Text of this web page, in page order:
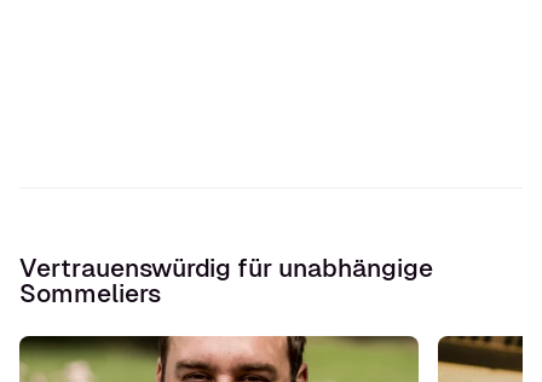
Vertrauenswürdig für unabhängige
Sommeliers